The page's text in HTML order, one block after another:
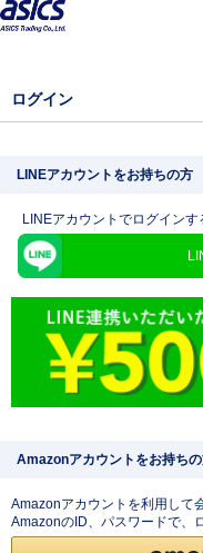
ログイン
LINEアカウントをお持ちの方
LINEアカウントでログインす
Amazonアカウントをお持ち
Amazonアカウントを利用して
AmazonのID、パスワードで、